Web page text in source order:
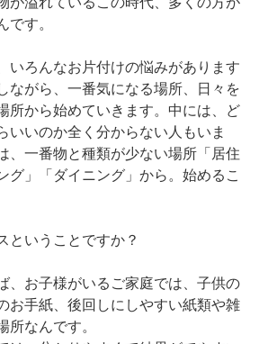
です。
いろんなお片付けの悩みがあります
ながら、一番気になる場所、日々を
所から始めていきます。中には、ど
いいのか全く分からない人もいま
、一番物と種類が少ない場所「居住
グ」「ダイニング」から。始めるこ
ということですか？
、お子様がいるご家庭では、子供の
お手紙、後回しにしやすい紙類や雑
所なんです。